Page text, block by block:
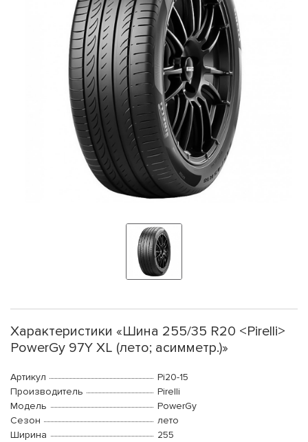
Характеристики «Шина 255/35 R20 <Pirelli>
PowerGy 97Y XL (лето; асимметр.)»
Артикул
Pi20-15
Производитель
Pirelli
Модель
PowerGy
Сезон
лето
Ширина
255